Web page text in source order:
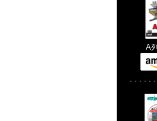
A
･････